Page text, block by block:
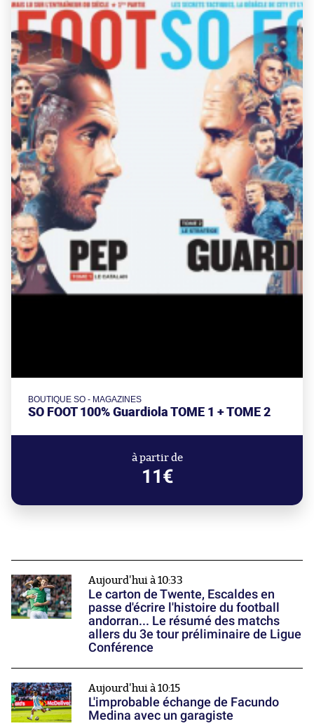
BOUTIQUE SO - MAGAZINES
SO FOOT 100% Guardiola TOME 1 + TOME 2
à partir de
11€
Aujourd'hui à 10:33
Le carton de Twente, Escaldes en
passe d'écrire l'histoire du football
andorran... Le résumé des matchs
allers du 3e tour préliminaire de Ligue
Conférence
Aujourd'hui à 10:15
L'improbable échange de Facundo
Medina avec un garagiste